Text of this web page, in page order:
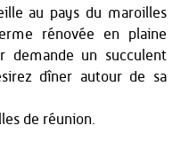
au pays du maroilles
rénovée en plaine
demande un succulent
dîner autour de sa
de réunion.